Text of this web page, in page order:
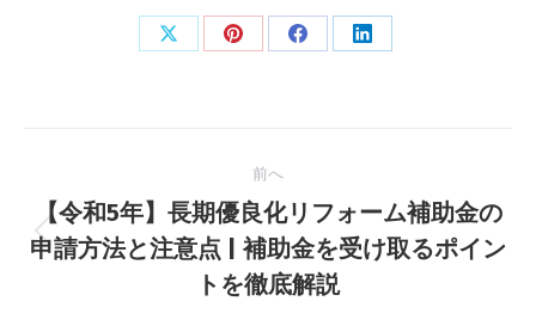
X
PinterestFacebookLinkedIn
稿
ナ
前へ
前
の
【令和5年】長期優良化リフォーム補助金の
申請方法と注意点 | 補助金を受け取るポイン
トを徹底解説